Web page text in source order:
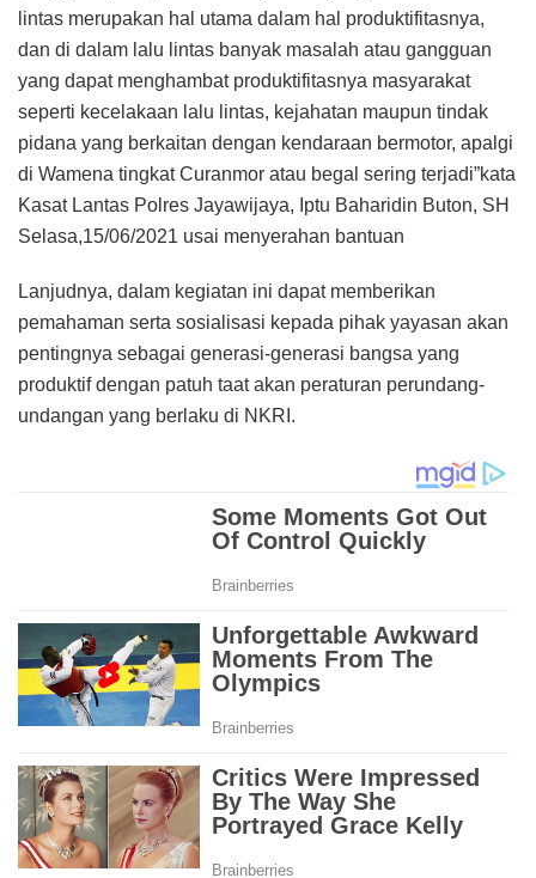
lintas merupakan hal utama dalam hal produktifitasnya,
dan di dalam lalu lintas banyak masalah atau gangguan
yang dapat menghambat produktifitasnya masyarakat
seperti kecelakaan lalu lintas, kejahatan maupun tindak
pidana yang berkaitan dengan kendaraan bermotor, apalgi
di Wamena tingkat Curanmor atau begal sering terjadi”kata
Kasat Lantas Polres Jayawijaya, Iptu Baharidin Buton, SH
Selasa,15/06/2021 usai menyerahan bantuan
Lanjudnya, dalam kegiatan ini dapat memberikan
pemahaman serta sosialisasi kepada pihak yayasan akan
pentingnya sebagai generasi-generasi bangsa yang
produktif dengan patuh taat akan peraturan perundang-
undangan yang berlaku di NKRI.